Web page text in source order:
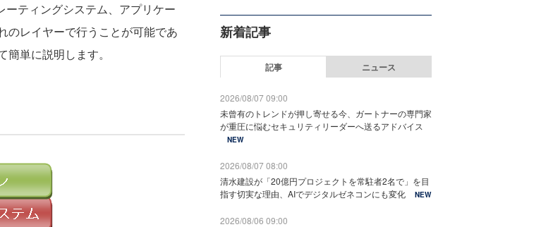
ティングシステム、アプリケー
のレイヤーで行うことが可能であ
単に説明します。
新着記事
記事 ニュース
2026/08/07 09:00
未曾有のトレンドが押し寄せる今、ガートナーの専門家
が重圧に悩むセキュリティリーダーへ送るアドバイス
NEW
2026/08/07 08:00
清水建設が「20億円プロジェクトを常駐者2名で」を目
指す切実な理由、AIでデジタルゼネコンにも変化
NEW
2026/08/06 09:00